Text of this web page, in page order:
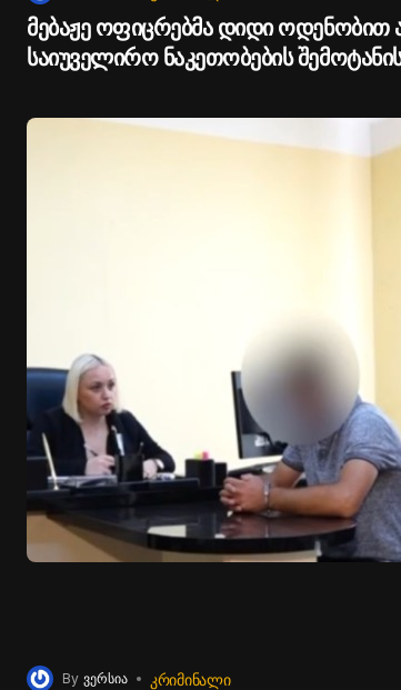
მებაჟე ოფიცრებმა დიდი
საიუველირო ნაკეთობების
By ვერსია ᲙᲠᲘᲛᲘᲜᲐᲚᲘ